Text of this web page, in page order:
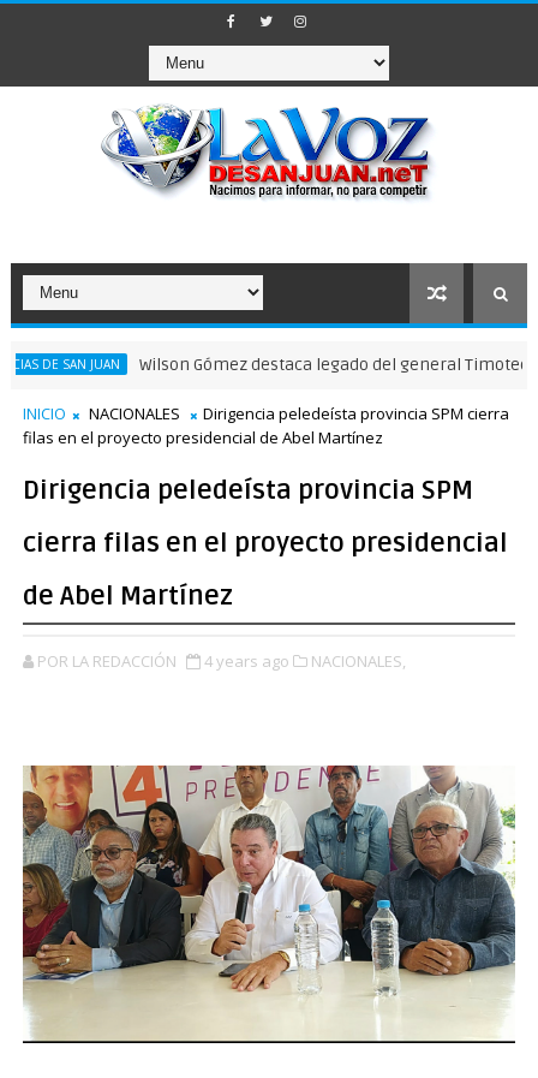
JUAN Wilson Gómez destaca legado del general Timoteo Ogando
INICIO NACIONALES
Dirigencia peledeísta provincia SPM cierra
filas en el proyecto presidencial de Abel Martínez
Dirigencia peledeísta provincia SPM
cierra filas en el proyecto presidencial
de Abel Martínez
POR LA REDACCIÓN 4 years ago NACIONALES,